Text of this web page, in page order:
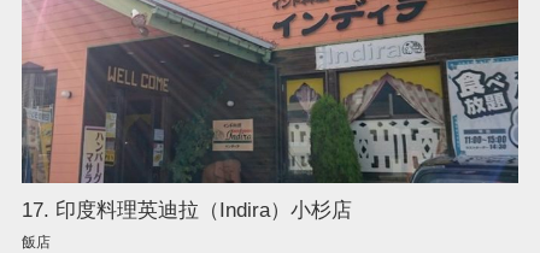
17. 印度料理英迪拉（Indira）小杉店
飯店